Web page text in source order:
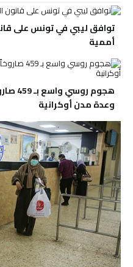
توافق ليبي في تونس على
أممية
هجوم
وعدة مدن أوكرانية